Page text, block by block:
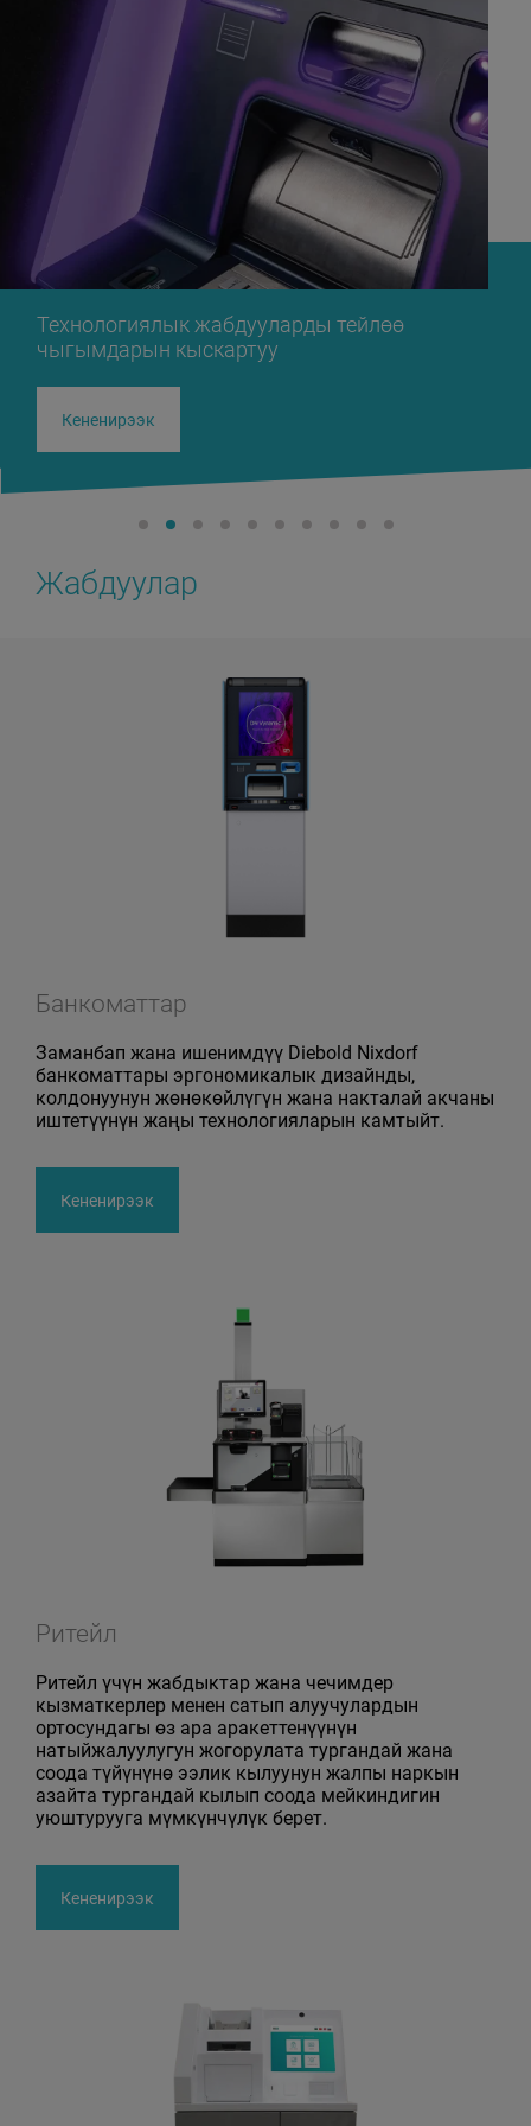
Технологиялык жабдууларды тейлөө
чыгымдарын кыскартуу
Кененирээк
Жабдуулар
Банкоматтар
Заманбап жана ишенимдүү Diebold Nixdorf
банкоматтары эргономикалык дизайнды,
колдонуунун жөнөкөйлүгүн жана накталай акчаны
иштетүүнүн жаңы технологияларын камтыйт.
Кененирээк
Ритейл
Ритейл үчүн жабдыктар жана чечимдер
кызматкерлер менен сатып алуучулардын
ортосундагы өз ара аракеттенүүнүн
натыйжалуулугун жогорулата тургандай жана
соода түйүнүнө ээлик кылуунун жалпы наркын
азайта тургандай кылып соода мейкиндигин
уюштурууга мүмкүнчүлүк берет.
Кененирээк